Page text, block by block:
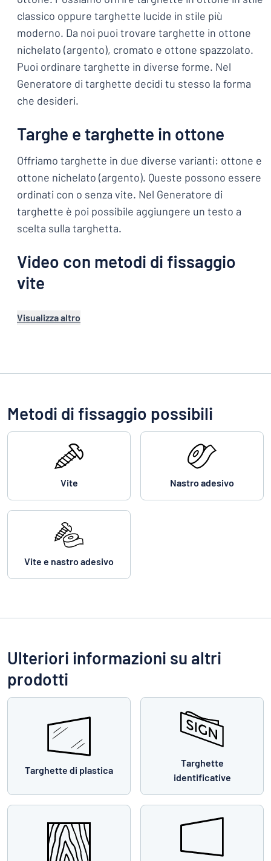
classico oppure targhette lucide in stile più
moderno. Da noi puoi trovare targhette in ottone
nichelato (argento), cromato e ottone spazzolato.
Puoi ordinare targhette in diverse forme. Nel
Generatore di targhette decidi tu stesso la forma
che desideri.
Targhe e targhette in ottone
Offriamo targhette in due diverse varianti: ottone e
ottone nichelato (argento). Queste possono essere
ordinati con o senza vite. Nel Generatore di
targhette è poi possibile aggiungere un testo a
scelta sulla targhetta.
Video con metodi di fissaggio
vite
Visualizza altro
Metodi di fissaggio possibili
Vite Nastro adesivo
Vite e nastro adesivo
Ulteriori informazioni su altri
prodotti
Targhette di plastica
Targhette
identificative